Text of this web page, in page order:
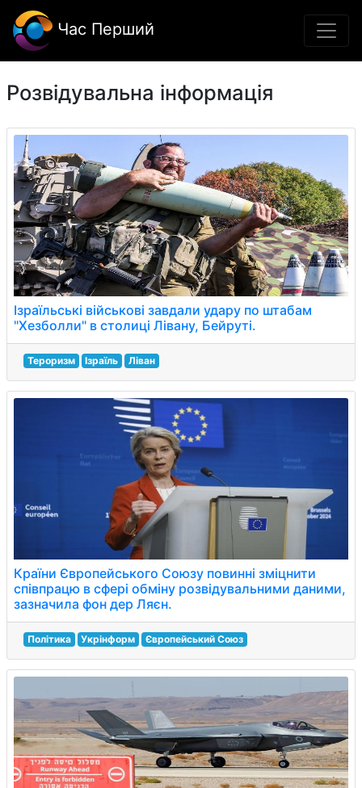
Час Перший
Розвідувальна інформація
Ізраїльські військові завдали удару по штабам
"Хезболли" в столиці Лівану, Бейруті.
Тероризм Ізраїль Ліван
Країни Європейського Союзу повинні зміцнити
співпрацю в сфері обміну розвідувальними даними,
зазначила фон дер Ляєн.
Політика Укрінформ Європейський Союз